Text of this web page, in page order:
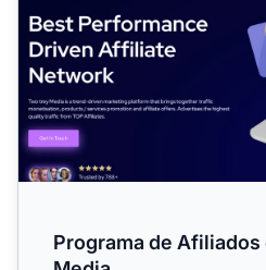
Programa de Afiliados